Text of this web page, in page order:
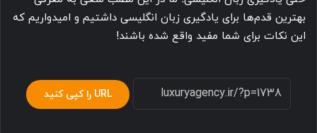
بهترین قدم‌ها برای یادگیری زبان انگلیسی داشتیم و امیدواریم که
این نکات برای شما مفید واقع شده باشند!
URL را کپی کنید